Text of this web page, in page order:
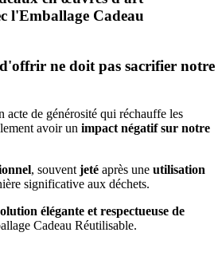
l'Emballage Cadeau
ne doit pas sacrifier notre
acte de générosité qui réchauffe les
avoir un impact négatif sur notre
, souvent jeté après une utilisation
significative aux déchets.
élégante et respectueuse de
Cadeau Réutilisable.